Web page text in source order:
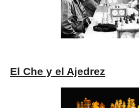
El Che y el Ajedrez